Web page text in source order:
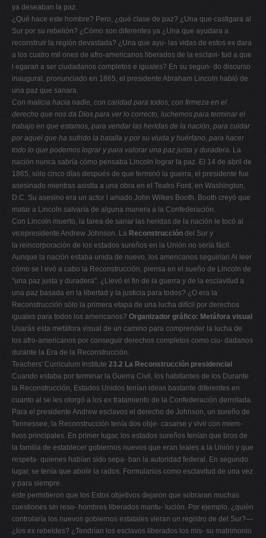
N
O
P
Q
R
S
T
U
V
W
X
Y
Z
0-9
ya deseaban la paz.
¿Qué hace este hombre? Pero, ¿qué clase de paz? ¿Una que castigara al
Sur por su rebelión? ¿Cómo son diferentes ya ¿Una que ayudara a
reconstruir la región devastada? ¿Una que ayu- las vidas de estos ex dara
a los cuatro mil ones de afro-americanos liberados de la esclavi- tud a que
l egaran a ser ciudadanos completos e iguales? En su segun- do discurso
inaugural, pronunciado en 1865, el presidente Abraham Lincoln habló de
una paz que sanara.
Con malicia hacia nadie, con caridad para todos, con firmeza en el
derecho que nos da Dios para ver lo correcto, luchemos para terminar el
trabajo en que estamos, para vendar las heridas de la nación, para cuidar
por aquel que ha sufrido la batalla y por su viuda y huérfano, para hacer
todo lo que podemos lograr y para valorar una paz justa y duradera. La
nación nunca sabría cómo pensaba Lincoln lograr la paz. El 14 de abril de
1865, sólo cinco días después de que terminó la guerra, el presidente fue
asesinado mientras asistía a una obra en el Teatro Ford, en Washington,
D.C. Su asesino era un actor l amado John Wilkes Booth. Booth creyó que
matar a Lincoln salvaría de alguna manera a la Confederación.
Con Lincoln muerto, la tarea de sanar las heridas de la nación le tocó al
vicepresidente Andrew Johnson. La Reconstrucción del Sur y
la reincorporación de los estados sureños en la Unión no sería fácil.
Aunque la nación estaba unida de nuevo, los americanos seguirían Al leer
cómo se l evó a cabo la Reconstrucción, piensa en el sueño de Lincoln de
"una paz justa y duradera". ¿Llevó el fin de la guerra y de la esclavitud a
una paz basada en la libertad y la justicia para todos? ¿O era la
Reconstrucción sólo la primera etapa de una lucha difícil por derechos
iguales para todos los americanos? Organizador gráfico: Metáfora visual
Usarás esta metáfora visual de un camino para comprender la lucha de
los afro-americanos por conseguir derechos completos como ciu- dadanos
durante la Era de la Reconstrucción.
Teachers' Curriculum Institute 23.2 La Reconstrucción presidencial
Cuando estaba por terminar la Guerra Civil, los habitantes de los Durante
la Reconstrucción, Estados Unidos tenían ideas bastante diferentes en
cuanto al se les otorgó a los ex tratamiento de la Confederación derrotada.
Para el presidente Andrew esclavos el derecho de Johnson, un sureño de
Tennessee, la Reconstrucción tenía dos obje- casarse y vivir con miem-
tivos principales. En primer lugar, los estados sureños tenían que bros de
la familia de establecer gobiernos nuevos que eran leales a la Unión y que
respeta- quienes habían sido sepa- ban la autoridad federal. En segundo
lugar, se tenía que abolir la rados. Formularios como esclavitud de una vez
y para siempre.
éste permitieron que los Estos objetivos dejaron que sobraran muchas
cuestiones sin reso- hombres liberados mantu- lución. Por ejemplo, ¿quién
controlaría los nuevos gobiernos estatales vieran un registro de del Sur?—
¿los ex rebeldes? ¿Tendrían los esclavos liberados los mis- su matrimonio